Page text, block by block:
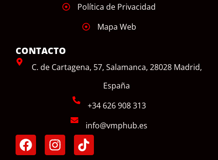
Política de Privacidad
Mapa Web
CONTACTO
C. de Cartagena, 57, Salamanca, 28028 Madrid,
España
+34 626 908 313
info@vmphub.es